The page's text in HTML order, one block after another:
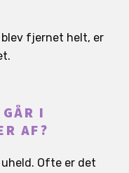
blev fjernet helt, er
I
AF?
Ofte er det